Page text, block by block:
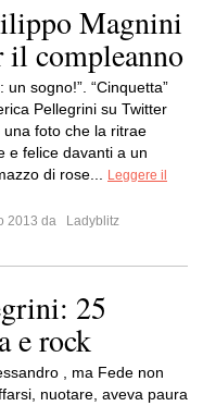
Magnini
il compleanno
un sogno!”. “Cinquetta”
Pellegrini su Twitter
una foto che la ritrae
e felice davanti a un
di rose...
Leggere il
2013 da
Ladyblitz
25
e rock
, ma Fede non
nuotare, aveva paura